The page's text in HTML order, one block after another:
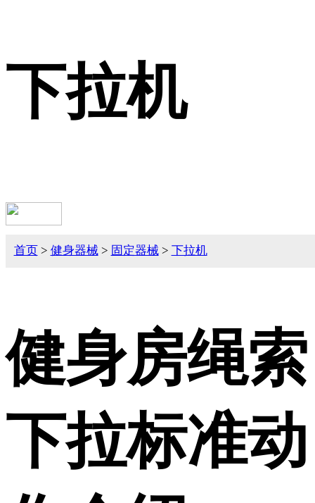
下拉机
首页 > 健身器械> 固定器械> 下拉机
健身房绳索
下拉标准动